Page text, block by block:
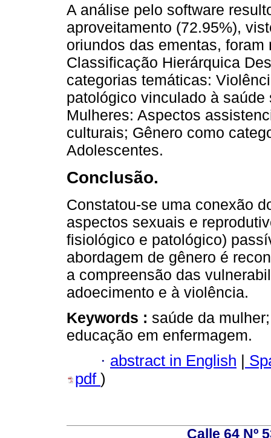
A análise pelo software
aproveitamento (72.95%),
oriundos das ementas,
Classificação Hierárquica
categorias temáticas:
patológico vinculado à
Mulheres: Aspectos
culturais; Gênero como
Adolescentes.
Conclusão.
Constatou-se uma conexão
aspectos sexuais e
fisiológico e patológico)
abordagem de gênero é
a compreensão das
adoecimento e à violência.
Keywords : saúde da
educação em enfermagem.
· abstract in English
pdf )
Calle 64 Nº